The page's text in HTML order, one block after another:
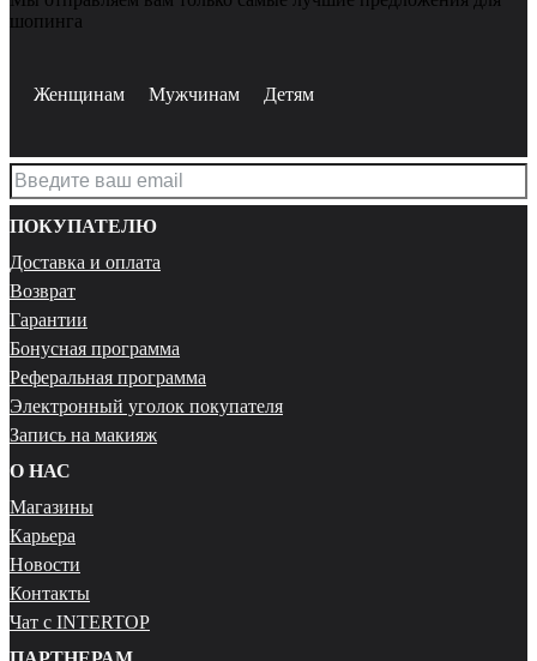
шопинга
Женщинам Мужчинам Детям
ПОКУПАТЕЛЮ
Доставка и оплата
Возврат
Гарантии
Бонусная программа
Реферальная программа
Электронный уголок покупателя
Запись на макияж
О НАС
Магазины
Карьера
Новости
Контакты
Чат с INTERTOP